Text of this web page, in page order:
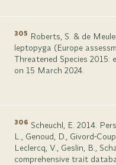
305 Roberts, S. & de
leptopyga (Europe
Threatened Species 2015:
on 15 March 2024.
306 Scheuchl, E. 2014.
L., Genoud, D., Givord-
Leclercq, V., Geslin, B.,
comprehensive trait